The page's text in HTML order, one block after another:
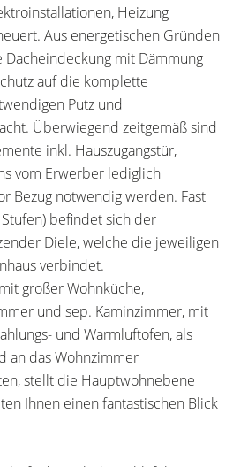
Heizung
Aus energetischen Gründen
mit Dämmung
auf die komplette
Putz und
Überwiegend zeitgemäß sind
inkl. Hauszugangstür,
vom Erwerber lediglich
Bezug notwendig werden. Fast
befindet sich der
Diele, welche die jeweiligen
verbindet.
großer Wohnküche,
und sep. Kaminzimmer, mit
und Warmluftofen, als
an das Wohnzimmer
stellt die Hauptwohnebene
Ihnen einen fantastischen Blick